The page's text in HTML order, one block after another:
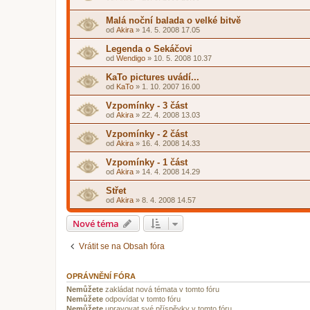
Malá noční balada o velké bitvě
od Akira » 14. 5. 2008 17.05
Legenda o Sekáčovi
od Wendigo » 10. 5. 2008 10.37
KaTo pictures uvádí...
od KaTo » 1. 10. 2007 16.00
Vzpomínky - 3 část
od Akira » 22. 4. 2008 13.03
Vzpomínky - 2 část
od Akira » 16. 4. 2008 14.33
Vzpomínky - 1 část
od Akira » 14. 4. 2008 14.29
Střet
od Akira » 8. 4. 2008 14.57
Nové téma
Vrátit se na Obsah fóra
OPRÁVNĚNÍ FÓRA
Nemůžete zakládat nová témata v tomto fóru
Nemůžete odpovídat v tomto fóru